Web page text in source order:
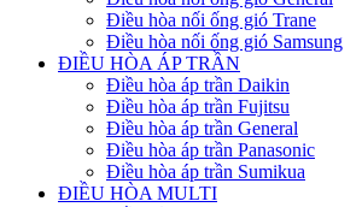
Điều hòa nối ống gió Trane
Điều hòa nối ống gió Samsung
ĐIỀU HÒA ÁP TRẦN
Điều hòa áp trần Daikin
Điều hòa áp trần Fujitsu
Điều hòa áp trần General
Điều hòa áp trần Panasonic
Điều hòa áp trần Sumikua
ĐIỀU HÒA MULTI